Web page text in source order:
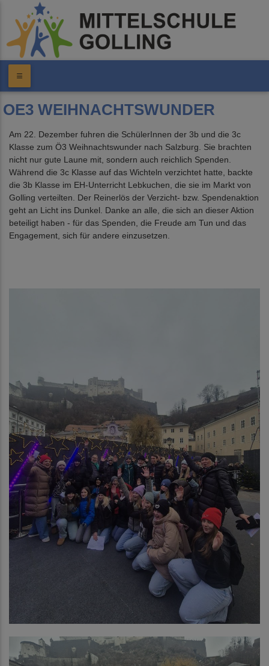
OE3 WEIHNACHTSWUNDER
Am 22. Dezember fuhren die SchülerInnen der 3b und die 3c
Klasse zum Ö3 Weihnachtswunder nach Salzburg. Sie brachten
nicht nur gute Laune mit, sondern auch reichlich Spenden.
Während die 3c Klasse auf das Wichteln verzichtet hatte, backte
die 3b Klasse im EH-Unterricht Lebkuchen, die sie im Markt von
Golling verteilten. Der Reinerlös der Verzicht- bzw. Spendenaktion
geht an Licht ins Dunkel. Danke an alle, die sich an dieser Aktion
beteiligt haben - für das Spenden, die Freude am Tun und das
Engagement, sich für andere einzusetzen.